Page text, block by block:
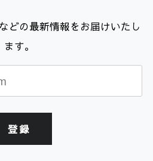
どの最新情報をお届けいたし
ます。
登録